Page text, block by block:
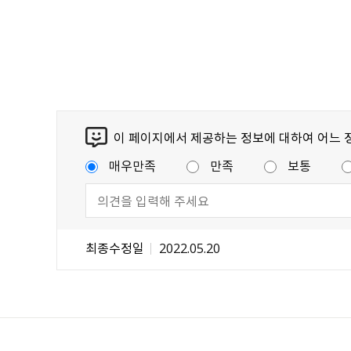
이 페이지에서 제공하는 정보에 대하여 어느
매우만족
만족 보통
최종수정일 2022.05.20